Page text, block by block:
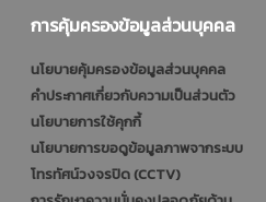
การคุ้มครองข้อมูลส่วนบุคคล
นโยบายคุ้มครองข้อมูลส่วนบุคคล
คำประกาศเกี่ยวกับความเป็นส่วนตัว
นโยบายการใช้คุกกี้
นโยบายการขอดูข้อมูลภาพจากระบบ
โทรทัศน์วงจรปิด (CCTV)